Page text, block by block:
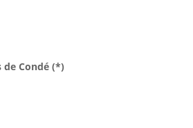
de Condé (*)